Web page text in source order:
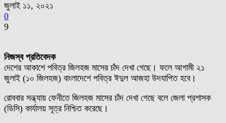
জুলাই ১১, ২০২১
0
9
নিজস্ব প্রতিবেদক
দেশের আকাশে পবিত্র জিলহজ মাসের চাঁদ দেখা গেছে। ফলে আগামী ২১
জুলাই (১০ জিলহজ) বাংলাদেশে পবিত্র ঈদুল আজহা উদযাপিত হবে।
রোববার সন্ধ্যায় ফেনীতে জিলহজ মাসের চাঁদ দেখা গেছে বলে জেলা প্রশাসক
(ডিসি) কার্যালয় সূত্র নিশ্চিত করেছে।